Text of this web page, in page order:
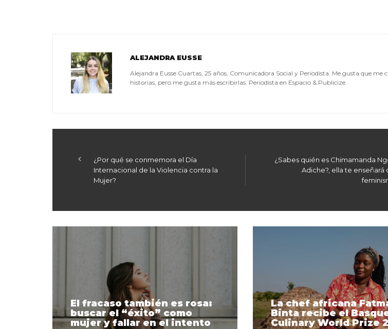
ALEJANDRA EUSSE
Alejandra Eusse Cuartas, 25 años, Comunicadora Social y Periodista. Me gusta que me
historias, pero me gusta más escribirlas. Periodista en Espacio & Publicize.
¿Por qué se conmemora el Día
Internacional de la Violencia contra la
Mujer?
¿Sabes quién es Chimamanda
Adiche?, ella te enseñará
El fracaso también es rosa:
buscar el “éxito” como
mujer y fallar en el intento
La chef africana
Binta recibe el
Culinary World Prize